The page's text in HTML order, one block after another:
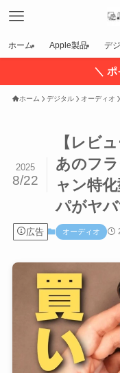
ホーム Apple製品 デ
＼
ホーム デジタル オーディオ
【レビ
あのフ
ャン特
パがヤ
2025
8/22
広告 オーディオ